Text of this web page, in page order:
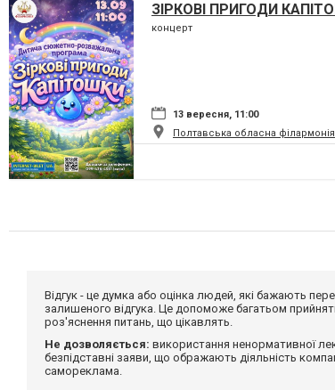
ЗІРКОВІ ПРИГОДИ
концерт
13 вересня, 11:00
Полтавська обласна філармонія
Відгук - це думка або оцінка людей, які бажають
залишеного відгука. Це допоможе багатьом
роз'яснення питань, що цікавлять.
Не дозволяється: використання ненормативної
безпідставні заяви, що ображають діяльність
самореклама.